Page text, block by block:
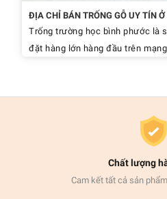
ĐỊA CHỈ BÁN TRỐNG GỖ UY TÍN Ở
Trống trường học bình phước là
đặt hàng lớn hàng đầu trên
Chất lượng
Cam kết tất cả sản